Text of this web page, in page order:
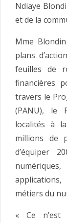
Ndiaye
et de la
Mme
plans
feuilles de
financières
travers le
(PANU), le
localités à
millions de
d’équiper
métiers du
« Ce n’est